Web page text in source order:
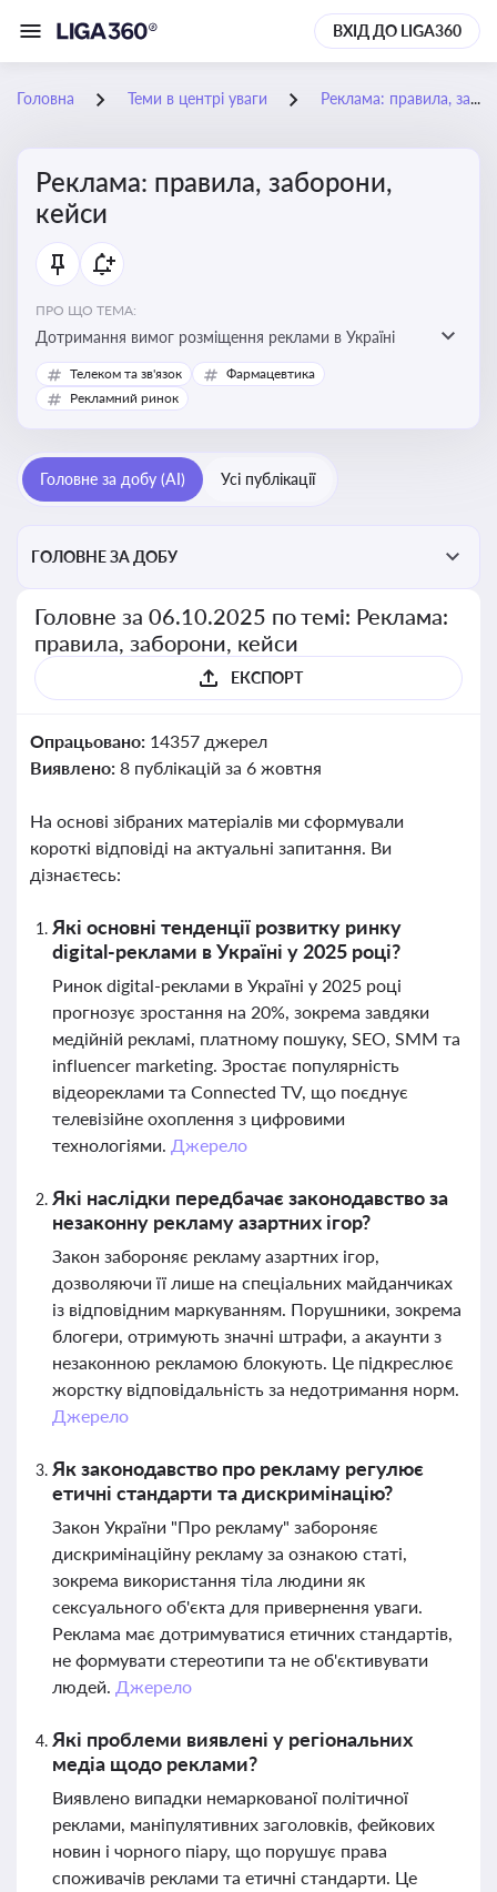
ВХІД ДО LIGA360
Головна Теми в центрі уваги Реклама: правила, заборони, кейси
Реклама: правила, заборони,
кейси
ПРО ЩО ТЕМА:
Дотримання вимог розміщення реклами в Україні
Телеком та зв'язок
Фармацевтика
Рекламний ринок
Головне за добу (AI) Усі публікації
ГОЛОВНЕ ЗА ДОБУ
Головне за 06.10.2025 по темі: Реклама:
правила, заборони, кейси
ЕКСПОРТ
Опрацьовано: 14357 джерел
Виявлено: 8 публікацій за 6 жовтня
На основі зібраних матеріалів ми сформували
короткі відповіді на актуальні запитання. Ви
дізнаєтесь:
Які основні тенденції розвитку ринку
digital-реклами в Україні у 2025 році?
Ринок digital-реклами в Україні у 2025 році
прогнозує зростання на 20%, зокрема завдяки
медійній рекламі, платному пошуку, SEO, SMM та
influencer marketing. Зростає популярність
відеореклами та Connected TV, що поєднує
телевізійне охоплення з цифровими
технологіями. Джерело
Які наслідки передбачає законодавство за
незаконну рекламу азартних ігор?
Закон забороняє рекламу азартних ігор,
дозволяючи її лише на спеціальних майданчиках
із відповідним маркуванням. Порушники, зокрема
блогери, отримують значні штрафи, а акаунти з
незаконною рекламою блокують. Це підкреслює
жорстку відповідальність за недотримання норм.
Джерело
Як законодавство про рекламу регулює
етичні стандарти та дискримінацію?
Закон України "Про рекламу" забороняє
дискримінаційну рекламу за ознакою статі,
зокрема використання тіла людини як
сексуального об'єкта для привернення уваги.
Реклама має дотримуватися етичних стандартів,
не формувати стереотипи та не об'єктивувати
людей. Джерело
Які проблеми виявлені у регіональних
медіа щодо реклами?
Виявлено випадки немаркованої політичної
реклами, маніпулятивних заголовків, фейкових
новин і чорного піару, що порушує права
споживачів реклами та етичні стандарти. Це